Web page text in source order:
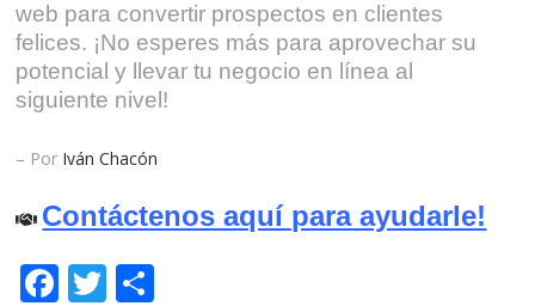
web para convertir prospectos en clientes
felices. ¡No esperes más para aprovechar su
potencial y llevar tu negocio en línea al
siguiente nivel!
– Por Iván Chacón
Contáctenos aquí para ayudarle!
Facebook
Twitter